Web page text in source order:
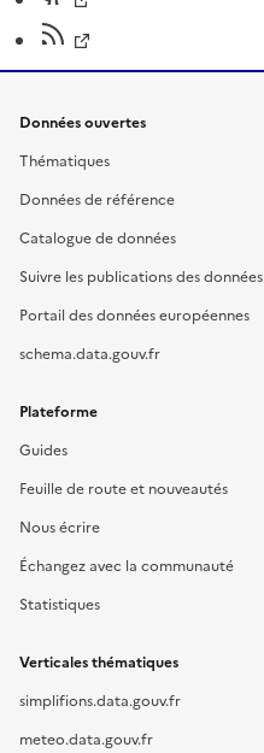
Données ouvertes
Thématiques
Données de référence
Catalogue de données
Suivre les publications des données
Portail des données européennes
schema.data.gouv.fr
Plateforme
Guides
Feuille de route et nouveautés
Nous écrire
Échangez avec la communauté
Statistiques
Verticales thématiques
simplifions.data.gouv.fr
meteo.data.gouv.fr